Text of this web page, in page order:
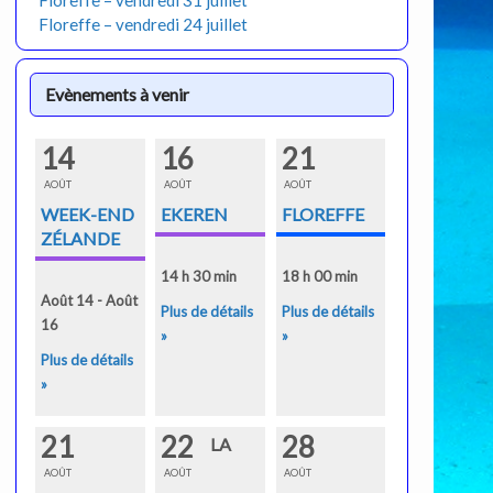
Floreffe – vendredi 24 juillet
Evènements à venir
14
AOÛT
WEEK-END
ZÉLANDE
Août 14 - Août
16
Plus de détails
»
16
AOÛT
EKEREN
14 h 30 min
Plus de détails
»
21
AOÛT
FLOREFFE
18 h 00 min
Plus de détails
»
21
AOÛT
22
AOÛT
LA 28
AOÛT